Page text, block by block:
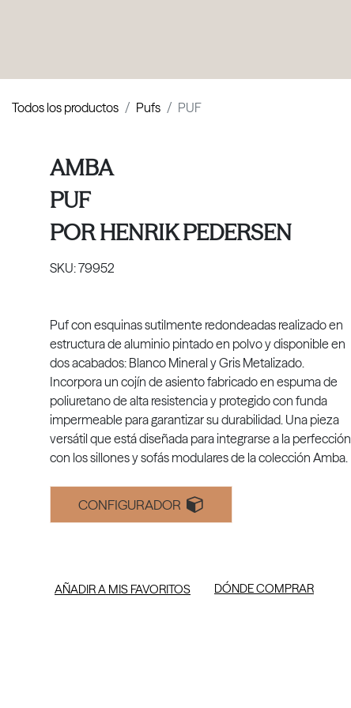
Todos los productos Pufs PUF
AMBA
PUF
PORHENRIK PEDERSEN
SKU:79952
Puf con esquinas sutilmente redondeadas realizado en
estructura de aluminio pintado en polvo y disponible en
dos acabados: Blanco Mineral y Gris Metalizado.
Incorpora un cojín de asiento fabricado en espuma de
poliuretano de alta resistencia y protegido con funda
impermeable para garantizar su durabilidad. Una pieza
versátil que está diseñada para integrarse a la perfección
con los sillones y sofás modulares de la colección Amba.
CONFIGURADOR
AÑADIR A MIS FAVORITOS DÓNDE COMPRAR